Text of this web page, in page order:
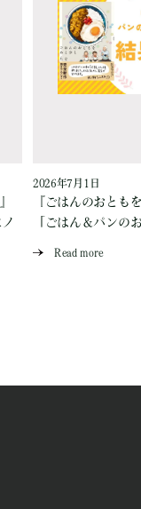
2026年7月1日
『ごはんのおとも
「ごはん＆パンの
Read more